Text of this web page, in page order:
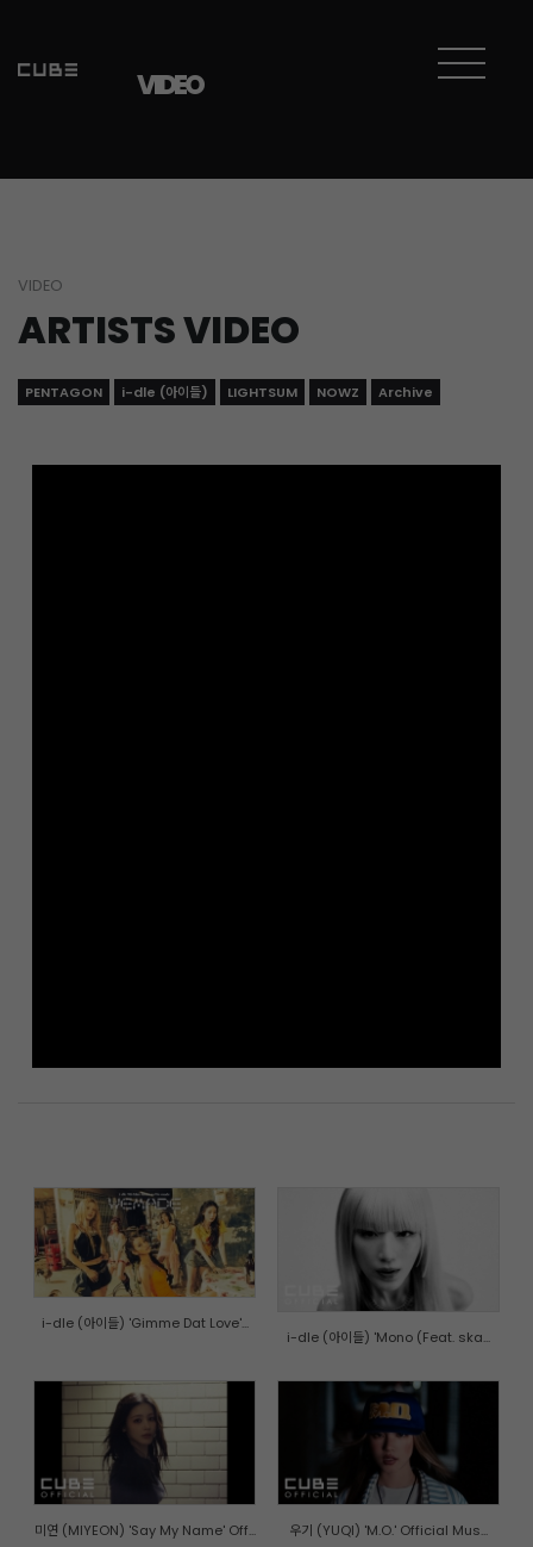
VIDEO
VIDEO
ARTISTS VIDEO
PENTAGON i-dle (아이들) LIGHTSUM NOWZ Archive
i-dle (아이들) 'Gimme Dat Love'...
i-dle (아이들) 'Mono (Feat. ska...
미연 (MIYEON) 'Say My Name' Off... 우기 (YUQI) 'M.O.' Official Mus...